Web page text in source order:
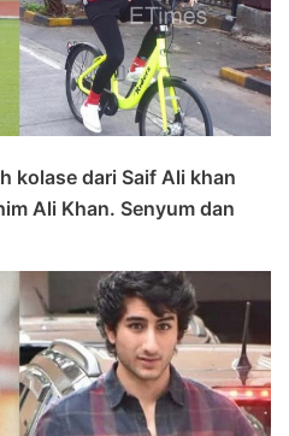
kolase dari Saif Ali khan
Ali Khan. Senyum dan